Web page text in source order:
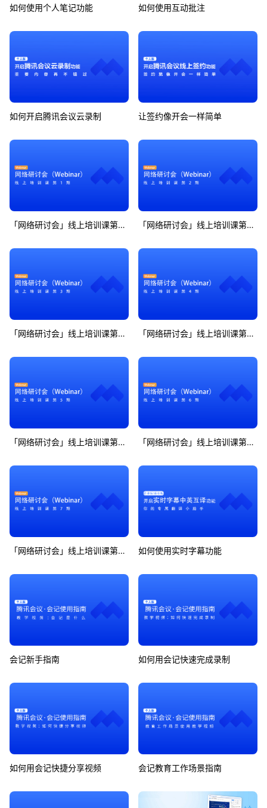
如何使用个人笔记功能 如何使用互动批注
如何开启腾讯会议云录制 让签约像开会一样简单
「网络研讨会」线上培训课第1期 「网络研讨会」线上培训课第2期
「网络研讨会」线上培训课第3期 「网络研讨会」线上培训课第4期
「网络研讨会」线上培训课第5期 「网络研讨会」线上培训课第6期
「网络研讨会」线上培训课第7期 如何使用实时字幕功能
会记新手指南 如何用会记快速完成录制
如何用会记快捷分享视频 会记教育工作场景指南